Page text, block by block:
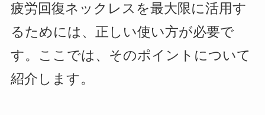
疲労回復ネックレスを最大限に活用す
るためには、正しい使い方が必要で
す。ここでは、そのポイントについて
紹介します。